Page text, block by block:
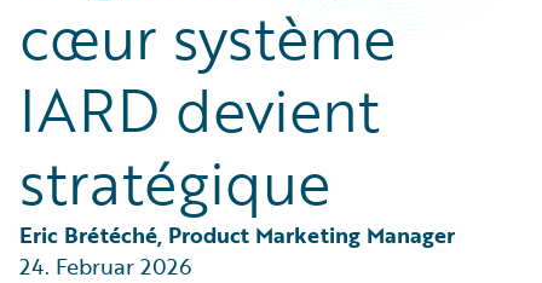
Partner Perspective
Technology
Trends
cœur système
IARD devient
stratégique
Eric Brétéché, Product Marketing Manager
24. Februar 2026